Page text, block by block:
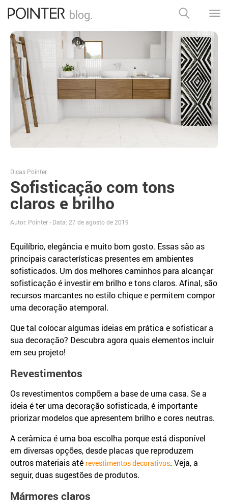
Sofisticação com tons
claros e brilho
Dicas Pointer
Autor: Pointer - Data: 27 de agosto de 2019
Equilíbrio, elegância e muito bom gosto. Essas são as
principais características presentes em ambientes
sofisticados. Um dos melhores caminhos para alcançar
sofisticação é investir em brilho e tons claros. Afinal, são
recursos marcantes no estilo chique e permitem compor
uma decoração atemporal.
Que tal colocar algumas ideias em prática e sofisticar a
sua decoração? Descubra agora quais elementos incluir
em seu projeto!
Revestimentos
Os revestimentos compõem a base de uma casa. Se a
ideia é ter uma decoração sofisticada, é importante
priorizar modelos que apresentem brilho e cores neutras.
A cerâmica é uma boa escolha porque está disponível
em diversas opções, desde placas que reproduzem
outros materiais até revestimentos decorativos. Veja, a
seguir, duas sugestões de produtos.
Mármores claros